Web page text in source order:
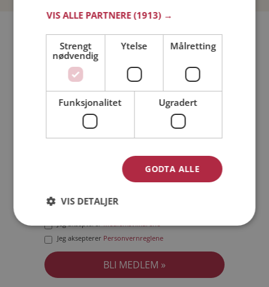
Bli medlem gratis!
Jeg er en: Mann Kvinne
Min alder:
Jeg akseptererMedlemsvilkårene
Jeg aksepterer Personvernreglene
VIS ALLE PARTNERE(1913) →
Strengt
nødvendig
Ytelse Målretting
Funksjonalitet Ugradert
GODTA ALLE
VIS DETALJER